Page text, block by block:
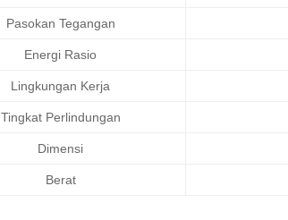
Pasokan Tegangan
Energi Rasio
Lingkungan Kerja
Tingkat Perlindungan
Dimensi
Berat